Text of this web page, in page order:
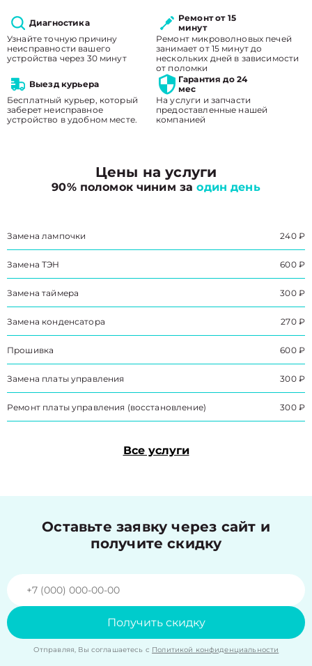
Диагностика
Узнайте точную причину
неисправности вашего
устройства через 30 минут
Ремонт от 15
минут
Ремонт микроволновых печей
занимает от 15 минут до
нескольких дней в зависимости
от поломки
Выезд курьера
Бесплатный курьер, который
заберет неисправное
устройство в удобном месте.
Гарантия до 24
мес
На услуги и запчасти
предоставленные нашей
компанией
Цены на услуги
90% поломок чиним заодин день
Замена лампочки 240 ₽
Замена ТЭН 600 ₽
Замена таймера 300 ₽
Замена конденсатора 270 ₽
Прошивка 600 ₽
Замена платы управления 300 ₽
Ремонт платы управления (восстановление) 300 ₽
Все услуги
Оставьте заявку через сайт и
получите скидку
Получить скидку
Отправляя, Вы соглашаетесь с Политикой конфиденциальности